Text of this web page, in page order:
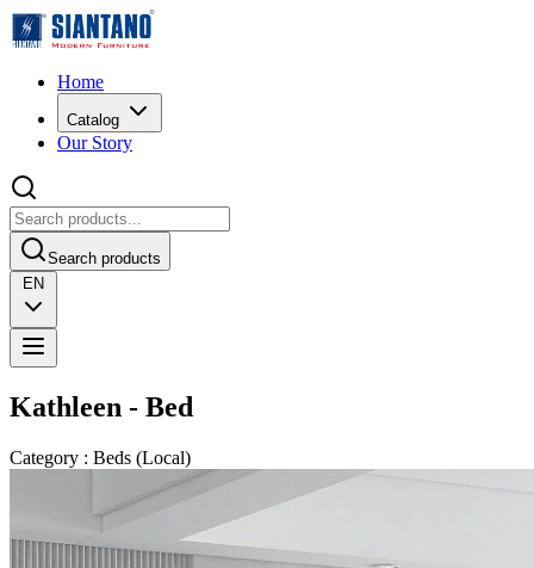
Home
Catalog
Our Story
Search products
EN
Kathleen - Bed
Category : Beds (Local)